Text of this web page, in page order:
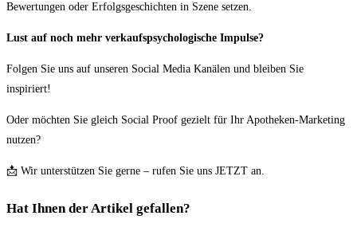
Bewertungen oder Erfolgsgeschichten in Szene setzen.
Lust auf noch mehr verkaufspsychologische Impulse?
Folgen Sie uns auf unseren Social Media Kanälen und bleiben Sie
inspiriert!
Oder möchten Sie gleich Social Proof gezielt für Ihr Apotheken-Marketing
nutzen?
📩 Wir unterstützen Sie gerne – rufen Sie uns JETZT an.
Hat Ihnen der Artikel gefallen?